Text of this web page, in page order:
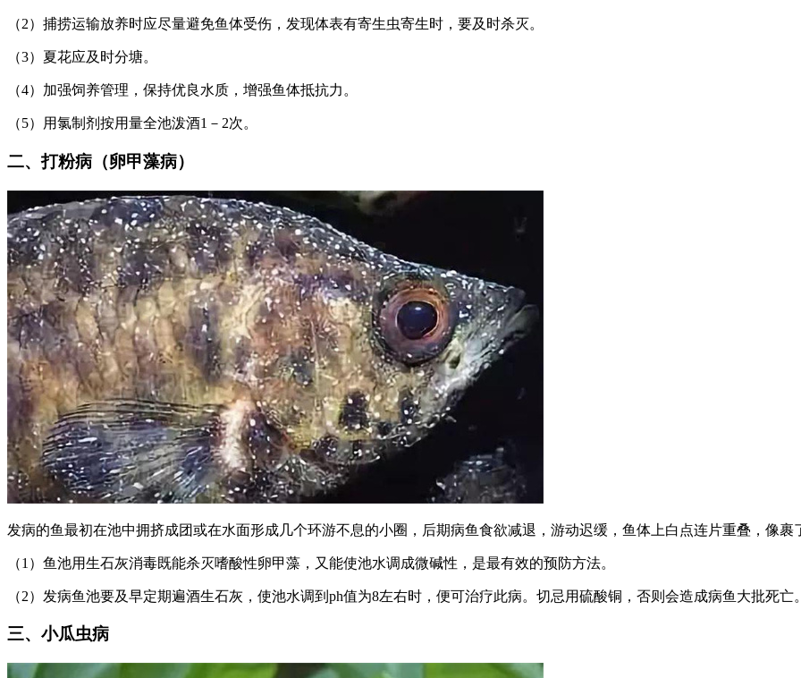
（2）捕捞运输放养时应尽量避免鱼体受伤，发现体表有寄生虫寄生时，要及时杀灭。
（3）夏花应及时分塘。
（4）加强饲养管理，保持优良水质，增强鱼体抵抗力。
（5）用氯制剂按用量全池泼酒1－2次。
二、打粉病（卵甲藻病）
发病的鱼最初在池中拥挤成团或在水面形成几个环游不息的小圈，后期病鱼食欲减退，游动迟缓，鱼体上白点连片重叠，像裹
（1）鱼池用生石灰消毒既能杀灭嗜酸性卵甲藻，又能使池水调成微碱性，是最有效的预防方法。
（2）发病鱼池要及早定期遍酒生石灰，使池水调到ph值为8左右时，便可治疗此病。切忌用硫酸铜，否则会造成病鱼大批死亡。
三、小瓜虫病